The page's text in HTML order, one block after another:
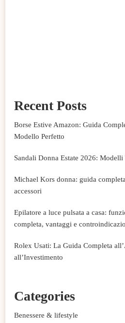
Recent Posts
Borse Estive Amazon: Guida
Modello Perfetto
Sandali Donna Estate 2026:
Michael Kors donna: guida
accessori
Epilatore a luce pulsata a casa:
completa, vantaggi e
Rolex Usati: La Guida Completa
all’Investimento
Categories
Benessere & lifestyle